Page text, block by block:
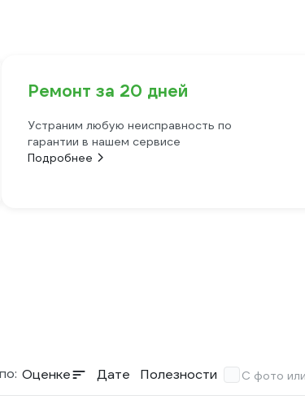
Ремонт за 20 дней
Устраним любую неисправность по
гарантии в нашем сервисе
Подробнее
Оценке Дате Полезности С фото